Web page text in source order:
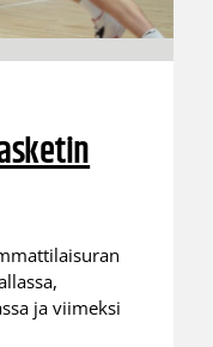
ja viimeksi